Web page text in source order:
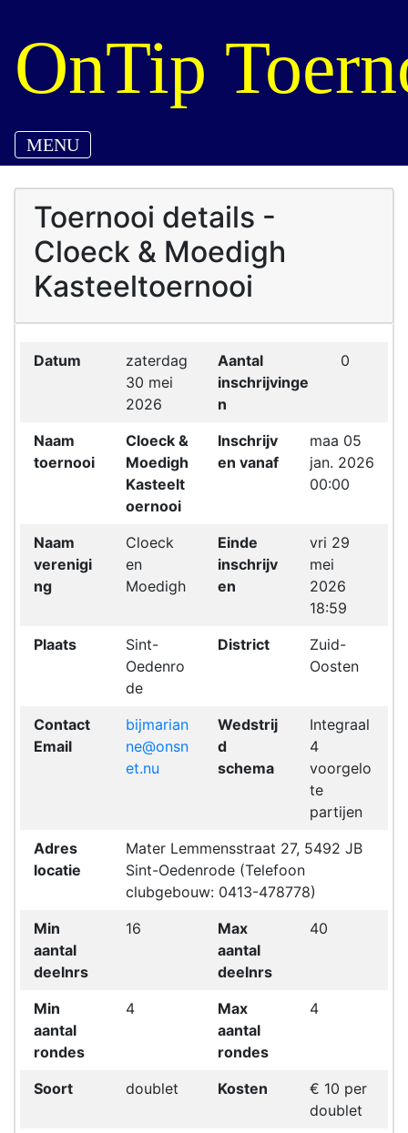
OnTip
MENU
Toernooi details -
Cloeck & Moedigh
Kasteeltoernooi
Datum
zaterdag
30 mei
2026
Aantal
inschrijvinge
n
0
Naam
toernooi
Cloeck &
Moedigh
Kasteelt
oernooi
Inschrijv
en vanaf
maa 05
jan. 2026
00:00
Naam
verenigi
ng
Cloeck
en
Moedigh
Einde
inschrijv
en
vri 29
mei
2026
18:59
Plaats
Sint-
Oedenro
de
District
Zuid-
Oosten
Contact
Email
bijmarian
ne@onsn
et.nu
Wedstrij
d
schema
Integraal
4
voorgelo
te
partijen
Adres
locatie
Mater Lemmensstraat 27, 5492 JB
Sint-Oedenrode (Telefoon
clubgebouw: 0413-478778)
Min
aantal
deelnrs
16
Max
aantal
deelnrs
40
Min
aantal
rondes
4
Max
aantal
rondes
4
Soort doublet Kosten
€ 10 per
doublet